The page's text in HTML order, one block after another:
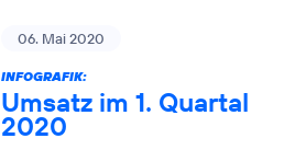
06. Mai 2020
INFOGRAFIK:
Umsatz im 1. Quartal
2020